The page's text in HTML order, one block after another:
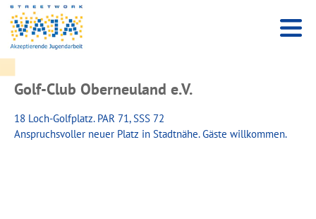
Golf-Club Oberneuland e.V.
18 Loch-Golfplatz. PAR 71, SSS 72
Anspruchsvoller neuer Platz in Stadtnähe. Gäste willkommen.